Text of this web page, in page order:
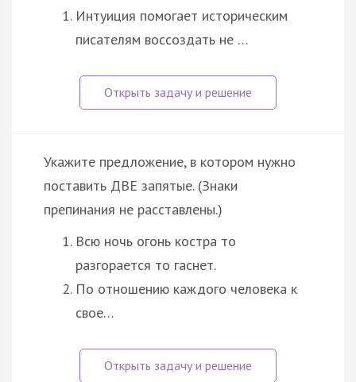
Интуиция помогает историческим
писателям воссоздать не …
Укажите предложение, в котором нужно
поставить ДВЕ запятые. (Знаки
препинания не расставлены.)
Всю ночь огонь костра то
разгорается то гаснет.
По отношению каждого человека к
свое…